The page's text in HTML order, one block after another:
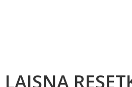
LAJSNA